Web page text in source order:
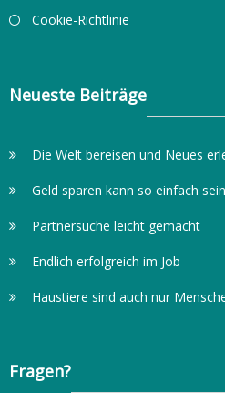
Cookie-Richtlinie
Neueste Beiträge
Die Welt bereisen und Neues
Geld sparen kann so einfach sein
Partnersuche leicht gemacht
Endlich erfolgreich im Job
Haustiere sind auch nur
Fragen?